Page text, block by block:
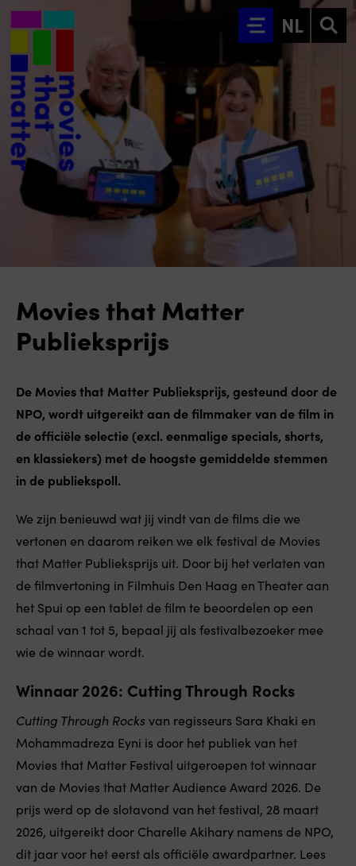
Ga naar hoofdinhoud
NL
Movies that Matter
Publieksprijs
De Movies that Matter Publieksprijs, gesteund door de
NPO, wordt uitgereikt aan de filmmaker van de film in
de officiële selectie (excl. eenmalige specials, shorts,
en klassiekers) met de hoogste gemiddelde stemmen
in de publiekspoll.
We zijn benieuwd wat jij vindt van de films die we
vertonen en daarom reiken we elk festival de Movies
that Matter Publieksprijs uit. Door bij het verlaten van
de filmvertoning in Filmhuis Den Haag en Theater aan
het Spui op een tablet de film te beoordelen op een
schaal van 1 tot 5, bepaal jij als festivalbezoeker mee
wie de winnaar wordt.
Winnaar 2026: Cutting Through Rocks
Cutting Through Rocks van regisseurs Sara Khaki en
Mohammadreza Eyni is door het publiek van het
Movies that Matter Festival uitgeroepen tot winnaar
van de Movies that Matter Audience Award 2026. De
prijs werd op de slotavond van het festival, 28 maart
2026, uitgereikt door Charelle Akihary namens de NPO,
dit jaar voor het eerst als officiële awardpartner. Lees